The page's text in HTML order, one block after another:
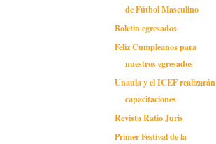
de Fútbol Masculino
Boletin egresados
Feliz Cumpleaños para
nuestros egresados
Unaula y el ICEF realizarán
capacitaciones
Revista Ratio Juris
Primer Festival de la